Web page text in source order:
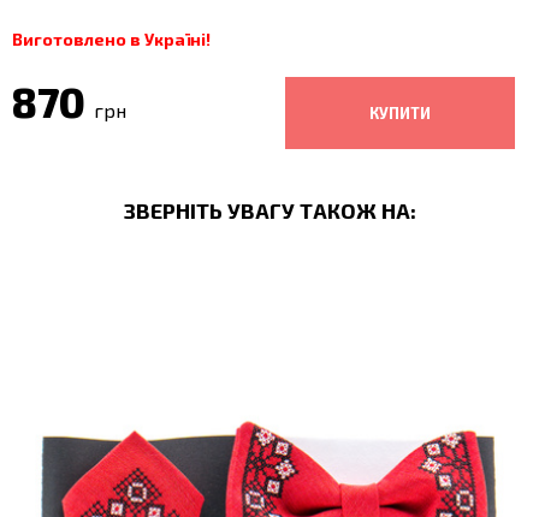
Виготовлено в Україні!
870 грн
ЗВЕРНІТЬ УВАГУ ТАКОЖ НА: